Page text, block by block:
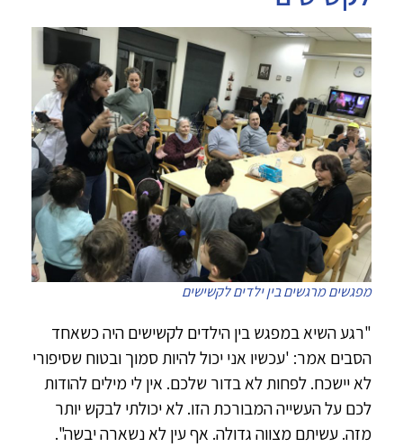
מפגשים מרגשים בין ילדים לקשישים
"רגע השיא במפגש בין הילדים לקשישים היה כשאחד
הסבים אמר: 'עכשיו אני יכול להיות סמוך ובטוח שסיפורי
לא יישכח. לפחות לא בדור שלכם. אין לי מילים להודות
לכם על העשייה המבורכת הזו. לא יכולתי לבקש יותר
מזה. עשיתם מצווה גדולה. אף עין לא נשארה יבשה".